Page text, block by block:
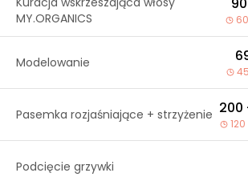
MY.ORGANICS
Modelowanie
Pasemka rozjaśniające + strzyżenie 200
Podcięcie grzywki